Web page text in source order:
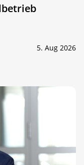
5. Aug 2026